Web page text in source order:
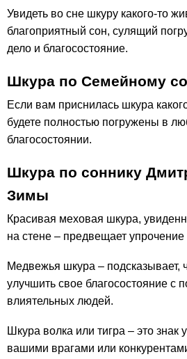
Увидеть во сне шкуру какого-то
благоприятный сон, сулящий
дело и благосостояние.
Шкура по Семейному
Если вам приснилась шкура
будете полностью погружены в
благосостоянии.
Шкура по соннику
Зимы
Красивая меховая шкура,
на стене – предвещает
Медвежья шкура – подсказывает,
улучшить свое благосостояние с
влиятельных людей.
Шкура волка или тигра – это
вашими врагами или